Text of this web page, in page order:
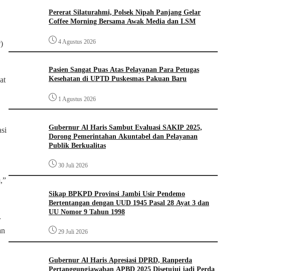
Pererat Silaturahmi, Polsek Nipah Panjang Gelar
Coffee Morning Bersama Awak Media dan LSM
4 Agustus 2026
Pasien Sangat Puas Atas Pelayanan Para Petugas
Kesehatan di UPTD Puskesmas Pakuan Baru
1 Agustus 2026
Gubernur Al Haris Sambut Evaluasi SAKIP 2025,
Dorong Pemerintahan Akuntabel dan Pelayanan
Publik Berkualitas
30 Juli 2026
Sikap BPKPD Provinsi Jambi Usir Pendemo
Bertentangan dengan UUD 1945 Pasal 28 Ayat 3 dan
UU Nomor 9 Tahun 1998
29 Juli 2026
Gubernur Al Haris Apresiasi DPRD, Ranperda
Pertanggungjawaban APBD 2025 Disetujui jadi Perda